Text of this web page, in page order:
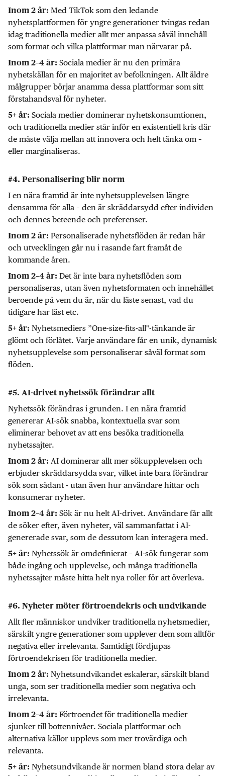
Inom 2 år: Med TikTok som den ledande
nyhetsplattformen för yngre generationer tvingas redan
idag traditionella medier allt mer anpassa såväl innehåll
som format och vilka plattformar man närvarar på.
Inom 2–4 år: Sociala medier är nu den primära
nyhetskällan för en majoritet av befolkningen. Allt äldre
målgrupper börjar anamma dessa plattformar som sitt
förstahandsval för nyheter.
5+ år: Sociala medier dominerar nyhetskonsumtionen,
och traditionella medier står inför en existentiell kris där
de måste välja mellan att innovera och helt tänka om –
eller marginaliseras.
#4. Personalisering blir norm
I en nära framtid är inte nyhetsupplevelsen längre
densamma för alla – den är skräddarsydd efter individen
och dennes beteende och preferenser.
Inom 2 år: Personaliserade nyhetsflöden är redan här
och utvecklingen går nu i rasande fart framåt de
kommande åren.
Inom 2–4 år: Det är inte bara nyhetsflöden som
personaliseras, utan även nyhetsformaten och innehållet
beroende på vem du är, när du läste senast, vad du
tidigare har läst etc.
5+ år: Nyhetsmediers ”One-size-fits-all"-tänkande är
glömt och förlåtet. Varje användare får en unik, dynamisk
nyhetsupplevelse som personaliserar såväl format som
flöden.
#5. AI-drivet nyhetssök förändrar allt
Nyhetssök förändras i grunden. I en nära framtid
genererar AI-sök snabba, kontextuella svar som
eliminerar behovet av att ens besöka traditionella
nyhetssajter.
Inom 2 år: AI dominerar allt mer sökupplevelsen och
erbjuder skräddarsydda svar, vilket inte bara förändrar
sök som sådant - utan även hur användare hittar och
konsumerar nyheter.
Inom 2–4 år: Sök är nu helt AI-drivet. Användare får allt
de söker efter, även nyheter, väl sammanfattat i AI-
genererade svar, som de dessutom kan interagera med.
5+ år: Nyhetssök är omdefinierat – AI-sök fungerar som
både ingång och upplevelse, och många traditionella
nyhetssajter måste hitta helt nya roller för att överleva.
#6. Nyheter möter förtroendekris och undvikande
Allt fler människor undviker traditionella nyhetsmedier,
särskilt yngre generationer som upplever dem som alltför
negativa eller irrelevanta. Samtidigt fördjupas
förtroendekrisen för traditionella medier.
Inom 2 år: Nyhetsundvikandet eskalerar, särskilt bland
unga, som ser traditionella medier som negativa och
irrelevanta.
Inom 2–4 år: Förtroendet för traditionella medier
sjunker till bottennivåer. Sociala plattformar och
alternativa källor upplevs som mer trovärdiga och
relevanta.
5+ år: Nyhetsundvikande är normen bland stora delar av